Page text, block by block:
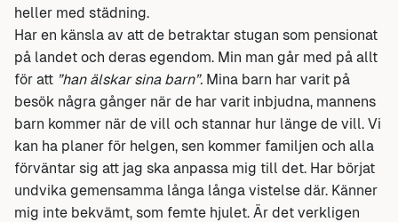
heller med städning.
Har en känsla av att de betraktar stugan som pensionat
på landet och deras egendom. Min man går med på allt
för att ”han älskar sina barn”. Mina barn har varit på
besök några gånger när de har varit inbjudna, mannens
barn kommer när de vill och stannar hur länge de vill. Vi
kan ha planer för helgen, sen kommer familjen och alla
förväntar sig att jag ska anpassa mig till det. Har börjat
undvika gemensamma långa långa vistelse där. Känner
mig inte bekvämt, som femte hjulet. Är det verkligen